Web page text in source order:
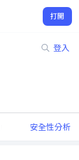
打開
登入
安全性分析